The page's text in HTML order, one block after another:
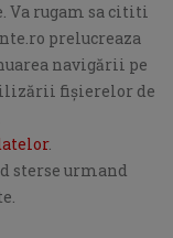
Va rugam sa cititi
prelucreaza
navigării pe
fişierelor de
.
sterse urmand